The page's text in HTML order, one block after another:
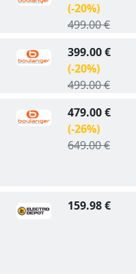
(-20%)
499.00 €
399.00 €
(-20%)
499.00 €
479.00 €
(-26%)
649.00 €
159.98 €